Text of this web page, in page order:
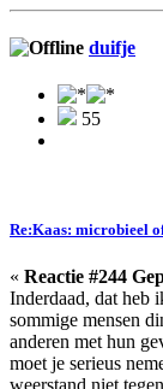
duifje
55
Re:Kaas: microbieel
« Reactie #244
Inderdaad, dat heb
sommige mensen
anderen met hun
moet je serieus
weerstand niet